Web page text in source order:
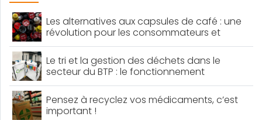
Les alternatives aux capsules de café : une
révolution pour les consommateurs et
l’environnement
Le tri et la gestion des déchets dans le
secteur du BTP : le fonctionnement
Pensez à recyclez vos médicaments, c’est
important !